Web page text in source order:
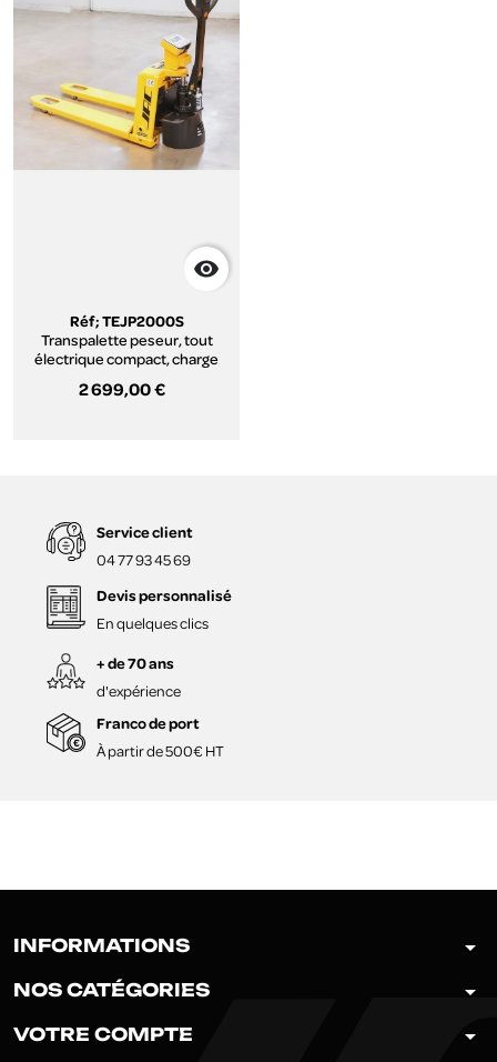

Réf; TEJP2000S
Transpalette peseur, tout
électrique compact, charge
2 699,00 €
Service client
04 77 93 45 69
Devis personnalisé
En quelques clics
+ de 70 ans
d'expérience
Franco de port
À partir de 500€ HT
INFORMATIONS arrow_drop_down
NOS CATÉGORIES arrow_drop_down
VOTRE COMPTE arrow_drop_down